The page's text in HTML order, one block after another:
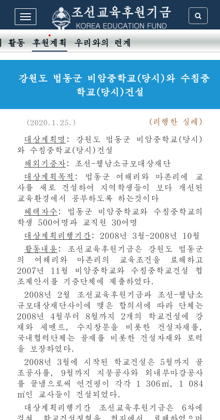
활동 후원계획 우리와의 련계
강원도 법동군 비암중학교(당시)와 수침중
학교(당시)건설
(2020.1.25.) ( 리행한 실례 )
대상계획명 : 강원도 법동군 비암중학교(당시)
와 수침중학교(당시)건설
해외기증자 : 조선-윁남소규모대상재단
대상계획목적 : 법동군 여해리와 마존리에 교
사를 새로 건설하여 지역학생들이 보다 개선된
교육환경에서 공부하도록 하는것이다
혜택자수 : 법동군 비암중학교와 수침중학교의
학생 500여명과 교직원 30여명
대상계획리행기간 : 2008년 3월-2008년 10월
활동내용 : 조선교육후원기금은 강원도 법동군
의 여해리와 마존리의 교육조건을 료해하고
2007년 11월 비암중학교와 수침중학교건설 협
조제안서를 기증단체에 제출하였다.
2008년 2월 조선교육후원기금과 조선-윁남소
규모대상재단사이에 맺은 합의서에 따라 단체는
2008년 4월부터 8월까지 2개의 학교건설에 강
재와 세멘트, 수지창문을 비롯한 건설자재를,
국내협력단체는 골재를 비롯한 건설자재와 로력
을 보장하였다.
2008년 3월에 시작된 학교건설은 5월까지 골
조공사를, 9월까지 지붕공사와 외내부마감공사
를 끝냄으로써 연건평이 각각 1 306㎡, 1 084
㎡인 교사들이 건설되였다.
대상계획리행기간 조선교육후원기금은 6차에
걸쳐 학교건설정형을 현지에서 료해하였으며